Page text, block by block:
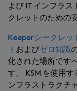
よび IT インフラ
クレットのための
Keeperシークレッ
ト およびゼロ知識
化された場所です
す。 KSM を使用
ンフラストラクチ